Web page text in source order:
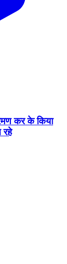
कर के किया
रहे